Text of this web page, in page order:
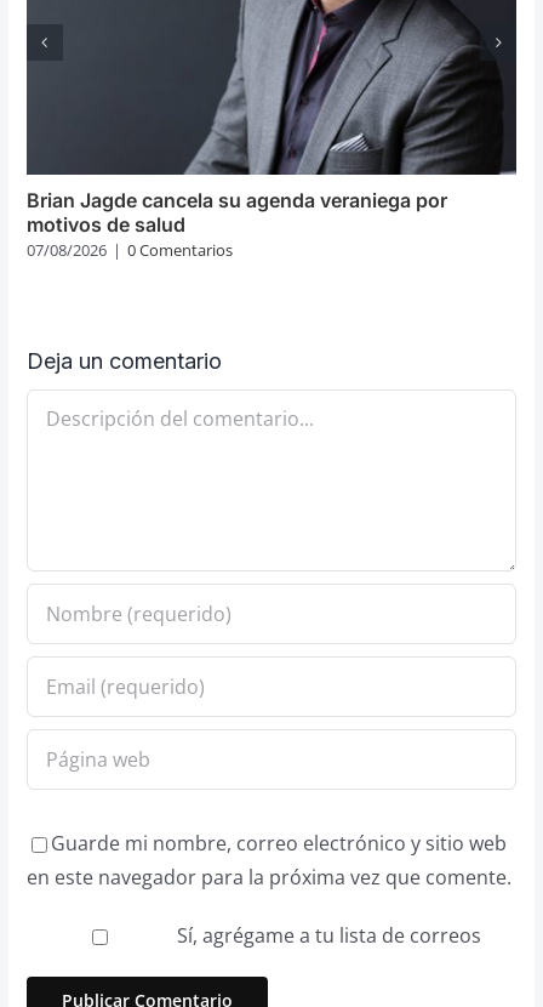
Brian Jagde cancela su agenda veraniega por
motivos de salud
07/08/2026 | 0 Comentarios
Deja un comentario
Comentario
Guarde mi nombre, correo electrónico y sitio web
en este navegador para la próxima vez que comente.
Sí, agrégame a tu lista de correos